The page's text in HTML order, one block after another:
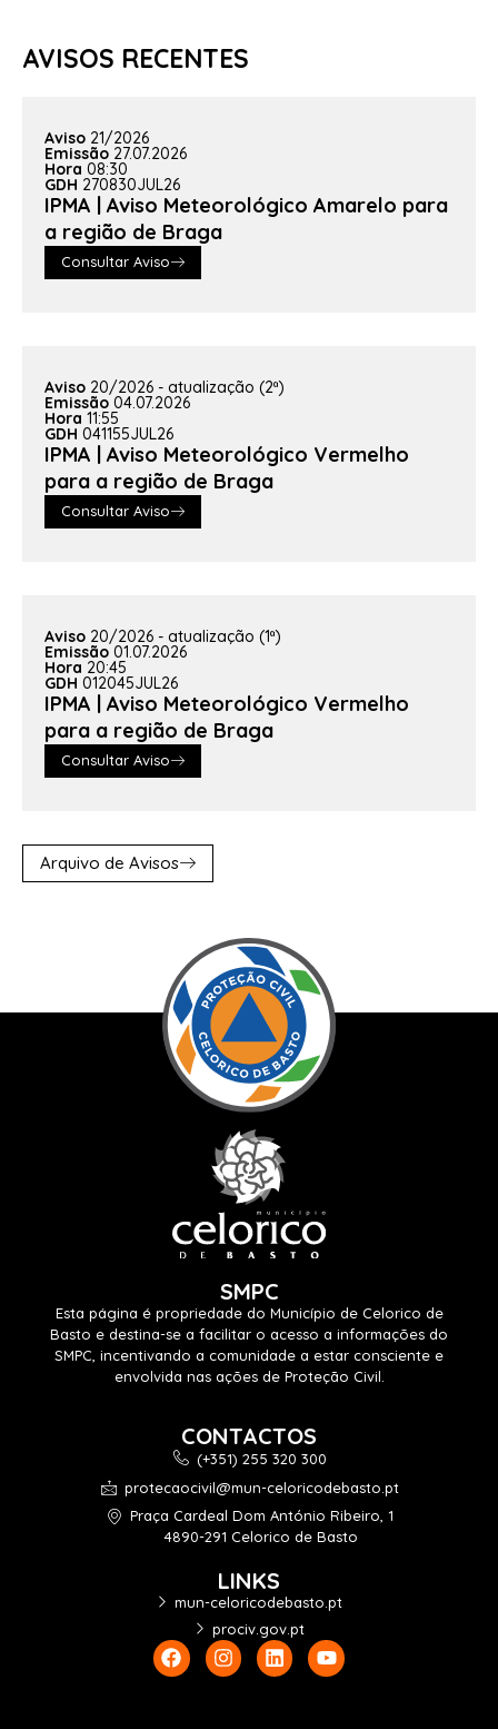
AVISOS RECENTES
Aviso 21/2026
Emissão 27.07.2026
Hora 08:30
GDH 270830JUL26
IPMA | Aviso Meteorológico Amarelo para
a região de Braga
Consultar Aviso
Aviso 20/2026 - atualização (2ª)
Emissão 04.07.2026
Hora 11:55
GDH 041155JUL26
IPMA | Aviso Meteorológico Vermelho
para a região de Braga
Consultar Aviso
Aviso 20/2026 - atualização (1ª)
Emissão 01.07.2026
Hora 20:45
GDH 012045JUL26
IPMA | Aviso Meteorológico Vermelho
para a região de Braga
Consultar Aviso
Arquivo de Avisos
SMPC
Esta página é propriedade do Município de Celorico de
Basto e destina-se a facilitar o acesso a informações do
SMPC, incentivando a comunidade a estar consciente e
envolvida nas ações de Proteção Civil.
CONTACTOS
(+351) 255 320 300
protecaocivil@mun-celoricodebasto.pt
Praça Cardeal Dom António Ribeiro, 1
4890-291 Celorico de Basto
LINKS
mun-celoricodebasto.pt
prociv.gov.pt